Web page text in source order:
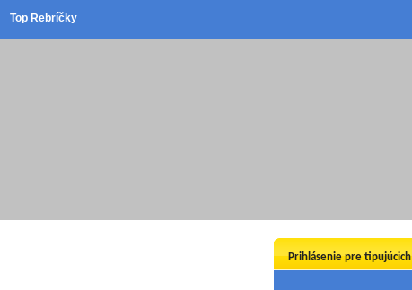
Top Rebríčky
Prihlásenie pre tipujúcich